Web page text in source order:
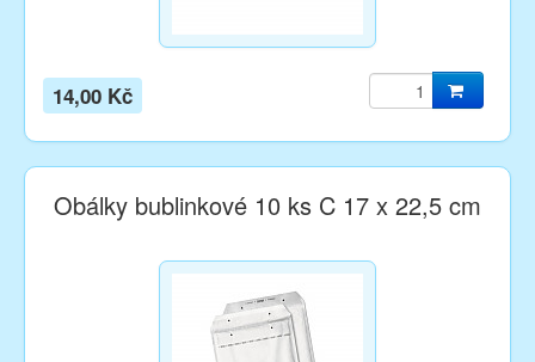
14,00 Kč
Obálky bublinkové 10 ks C 17 x 22,5 cm